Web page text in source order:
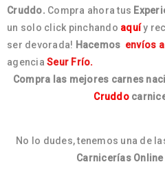
Cruddo. Compra ahora tus
un solo click pinchando aquíy
ser devorada! Hacemos envíos
agencia Seur Frío.
Compra las mejores carnes
Cruddo
No lo dudes, tenemos una de
Carnicerías Online